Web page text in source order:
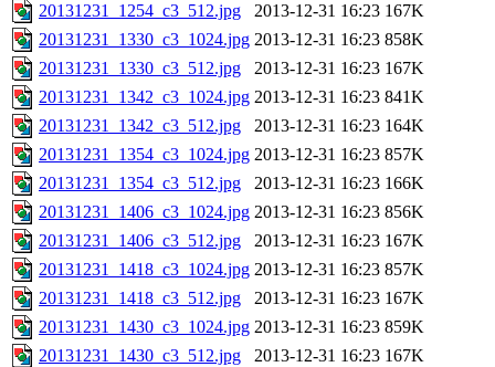
20131231_1254_c3_512.jpg
2013-12-31 16:23 167K
20131231_1330_c3_1024.jpg 2013-12-31 16:23 858K
20131231_1330_c3_512.jpg
2013-12-31 16:23 167K
20131231_1342_c3_1024.jpg 2013-12-31 16:23 841K
20131231_1342_c3_512.jpg
2013-12-31 16:23 164K
20131231_1354_c3_1024.jpg 2013-12-31 16:23 857K
20131231_1354_c3_512.jpg
2013-12-31 16:23 166K
20131231_1406_c3_1024.jpg 2013-12-31 16:23 856K
20131231_1406_c3_512.jpg
2013-12-31 16:23 167K
20131231_1418_c3_1024.jpg 2013-12-31 16:23 857K
20131231_1418_c3_512.jpg
2013-12-31 16:23 167K
20131231_1430_c3_1024.jpg 2013-12-31 16:23 859K
20131231_1430_c3_512.jpg
2013-12-31 16:23 167K